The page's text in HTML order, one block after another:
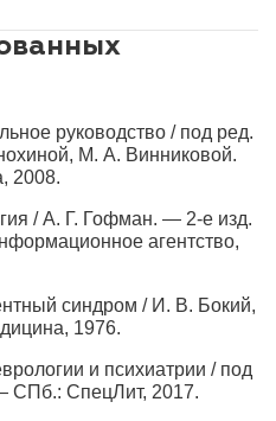
помощь
руководство / под ред.
М. А. Винниковой.
2008.
/ А. Г. Гофман. — 2-е изд.
агентство,
синдром / И. В. Бокий,
1976.
и психиатрии / под
СПб.: СпецЛит, 2017.